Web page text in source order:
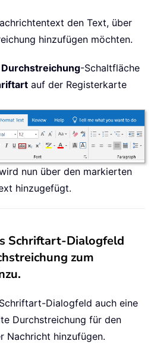
den Text, über
hinzufügen möchten.
Durchstreichung-Schaltfläche
auf der Registerkarte
nun über den markierten
hinzugefügt.
Schriftart-Dialogfeld
zum
Dialogfeld auch eine
Durchstreichung für den
Nachricht hinzufügen.